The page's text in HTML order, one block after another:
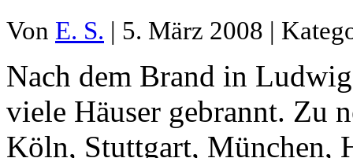
Von E. S. | 5. März 2008 |
Nach dem Brand in
viele Häuser gebrannt. Zu
Köln, Stuttgart, München,